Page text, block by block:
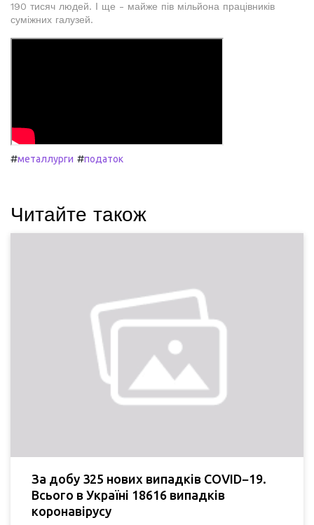
190 тисяч людей. І ще - майже пів мільйона працівників
суміжних галузей.
#металлурги #податок
Читайте також
За добу 325 нових випадків COVID−19.
Всього в Україні 18616 випадків
коронавірусу